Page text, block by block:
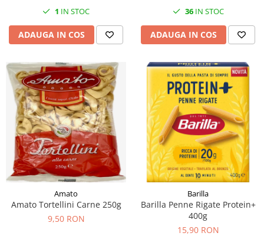
1 IN STOC
ADAUGA IN COS
36IN STOC
ADAUGA IN COS
Amato
Amato Tortellini Carne 250g
9,50 RON
Barilla
Barilla Penne Rigate Protein+
400g
15,90 RON